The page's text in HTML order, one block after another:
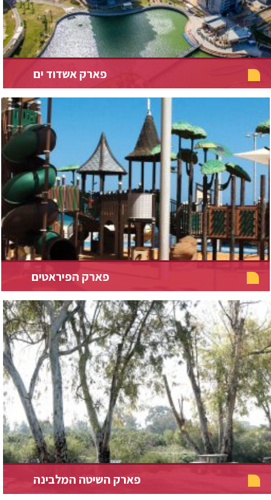
פארק אשדוד ים
פארק הפיראטים
פארק השיטה המלבינה